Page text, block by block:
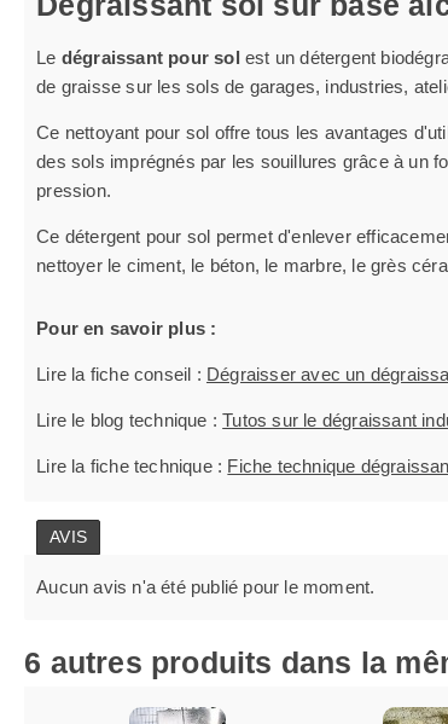
Le dégraissant pour sol est un détergent
de graisse sur les sols de garages, industries,
Ce nettoyant pour sol offre tous les avantages
des sols imprégnés par les souillures grâce à un
pression.
Ce détergent pour sol permet d'enlever
nettoyer le ciment, le béton, le marbre, le grès
Pour en savoir plus :
Lire la fiche conseil : Dégraisser avec un
Lire le blog technique :Tutos sur le dégraissant
Lire la fiche technique : Fiche technique
AVIS
Aucun avis n'a été publié pour le moment.
6 autres produits dans la